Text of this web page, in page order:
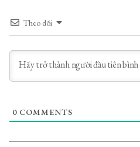
Theo dõi
0 COMMENTS